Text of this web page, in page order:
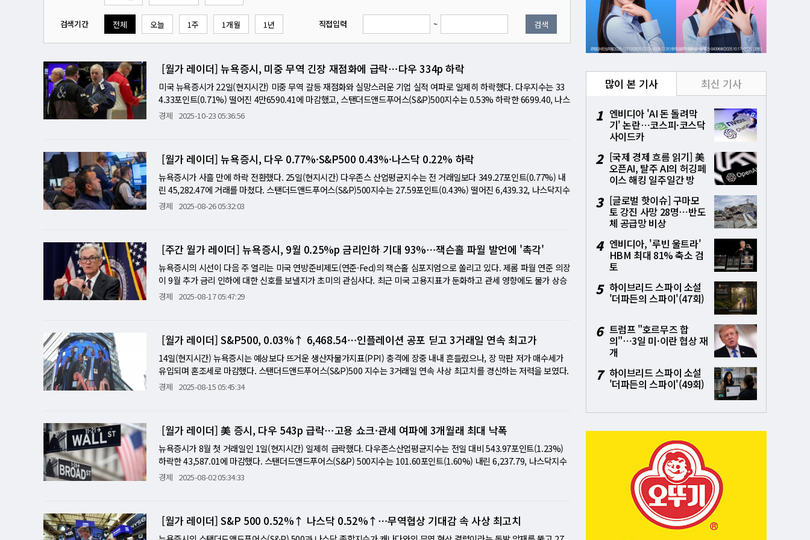
검색기간 전체 오늘 1주 1개월 1년 직접입력 ~ 검색
[월가 레이더] 뉴욕증시, 미중 무역 긴장 재점화에 급락⋯다우 334p 하락
미국 뉴욕증시가 22일(현지시간) 미중 무역 갈등 재점화와 실망스러운 기업 실적 여파로 일제히 하락했다. 다우지수는 33
4.33포인트(0.71%) 떨어진 4만6590.41에 마감했고, 스탠더드앤드푸어스(S&P)500지수는 0.53% 하락한 6699.40, 나스
닥지수는 0.93% 내린 2만2740.40을 기록했다. 하락세는 스콧 베선트 미 재무장관이 "미국산 소프트웨어를 이용한 대중
10% 폭락했다. 반도체주 전반이 약세를 보이며 AMD(-3%), 온세미컨덕터(-6%), 마이크론(-2%) 등도 하락했다. 공포지
수(VIX)는 4.14% 상승한 18.61을 기록했다. 업종별로는 에너지(+1.32%)와 필수소비재(+0.64%)가 선방했으나, 기술(-0.
79%)과 통신서비스(-0.88%) 업종은 약세였다. 투자자들은 장 마감 후 예정된 테슬라의 실적 발표에 주목했다. 테슬라는
정규 거래에서 0.82% 하락한 438.97달러에 마감했고, 시간외 거래에서도 약세를 이어갔다. [미니해설] 미중 기술 갈등 재
점화…정책 리스크가 시장 흔들다 전날 사상 최고치를 기록한 다우지수는 스콧 베선트 재무장관의 발언으로 급락했다. 그
핑 중국 국가주석과의 회담이 무산될 가능성까지 거론되자 위험자산에서 발을 뺐다. 미 행정부가 추가 금융제재를 검토 중
이라는 보도까지 나오면서 시장은 '무역전쟁 2.0' 가능성에 긴장했다. "실적은 양호하나 가이던스 불안"…정책 불확실성
부각 맥쿼리그룹의 티에리 위즈먼 글로벌 전략가는 "미국 기업의 3분기 실적은 예상보다 양호하지만 경영진의 향후 가이던
스에 대한 불안이 여전하다"며 "넷플릭스와 텍사스인스트루먼츠의 부정적 실적이 투자심리를 냉각시켰다"고 평가했다. 기
업들의 실적이 시장 예상치를 웃돌았음에도 불구하고, '향후 수익 전망'에 대한 자신감 부족이 투자 심리를 흔들고 있다. 반
며 10% 이상 폭락했다. 반면 인튜이티브서지컬은 견조한 실적과 매출로 14% 급등하며 유일한 상승 종목으로 부각됐다.
투자자들의 시선은 장 마감 뒤 발표된 테슬라의 실적으로 향했다. 테슬라의 3분기 매출은 281억달러로 시장 전망(263억70
00만달러)을 웃돌았지만, 조정 주당순이익(EPS)은 0.50달러로 예상치(0.54달러)에 못 미쳤다. 시장은 로보택시·휴머노이
드 로봇 등 미래 전략에 대한 경영진의 언급을 주시했다. "정책 리스크의 귀환"…VIX 반등, 불안한 랠리 지속 공포지수(VIX)
는 4.14% 상승한 18.61로 마감했다. 에너지(+1.32%)와 필수소비재(+0.64%)는 방어적 매수세로 상승했으나 산업(-1.3
으면 투자심리는 안정되지 않는다"고 말했다. 이번 주 남은 변수는 테슬라를 시작으로 이어질 '매그니피센트7'의 실적 발표
다. 시장은 수치보다 경영진의 발언과 정책 환경의 방향성에 주목하고 있다. 월가는 이제 기업보다 정책, 실적보다 정치가
시장을 좌우하는 국면에 들어섰다고 보고 있다.
경제 2025-10-23 05:36:56
[월가 레이더] 뉴욕증시, 다우 0.77%·S&P500 0.43%·나스닥 0.22% 하락
뉴욕증시가 사흘 만에 하락 전환했다. 25일(현지시간) 다우존스 산업평균지수는 전 거래일보다 349.27포인트(0.77%) 내
린 45,282.47에 거래를 마쳤다. 스탠더드앤드푸어스(S&P)500지수는 27.59포인트(0.43%) 떨어진 6,439.32, 나스닥지수
는 47.24포인트(0.22%) 하락한 21,449.29로 마감했다. 엔비디아가 1%가량 오르며 장중 상승세를 이끌었지만, 인공지능
기 급등에 따른 차익 실현 매물이 나오면서 지수가 숨 고르기에 들어갔다고 분석했다. [미니해설] 뉴욕증시, 단기 과열 진
정…AI 기대와 금리 인하 관망 공존 뉴욕증시가 25일(현지시간) 하락 마감했다. 엔비디아의 강세에도 불구하고 대형 기술
주의 혼조세와 단기 차익 실현이 맞물리며 지수 상승이 제동이 걸렸다. 다우존스 산업평균지수는 전 거래일 대비 349.27포
인트(0.77%) 하락한 45,282.47, 스탠더드앤드푸어스(S&P)500 지수는 27.59포인트(0.43%) 내린 6,439.32, 나스닥지수
는 47.24포인트(0.22%) 떨어진 21,449.29에 거래를 마쳤다. 변동성을 가늠하는 시카고옵션거래소(CBOE) 변동성지수(V
하다"며 "이번 주 예정된 엔비디아 실적 발표가 시장의 방향성을 결정할 것"이라고 평가했다. 그는 "예상보다 강한 가이던
스가 나오면 시장은 다시 고점을 경신할 것"이라고 강조했다. 반면 인텔은 정부의 지분 10% 확보 소식에도 불구하고 1%
가까이 하락했다. 케빈 해셋 백악관 국가경제위원회(NEC) 국장은 CNBC와의 인터뷰에서 "추가 거래가 반도체뿐 아니라
다른 산업에서도 이뤄질 수 있다"고 말했고, 도널드 트럼프 대통령 역시 "이런 거래는 하루 종일 할 수 있다"고 언급했다.
금리 인하 기대와 숨 고르기 연준의 제롬 파월 의장이 잭슨홀 연설에서 9월 금리 인하 가능성을 시사하며 증시는 지난주 급
머물 가능성이 크다"고 말했다. CME 페드워치에 따르면 9월 기준금리 인하 가능성은 84%로 유지되고 있다. UBS는 "9월
부터 내년 1월까지 네 차례에 걸쳐 총 1%포인트 금리 인하가 단행될 것"이라며 "지금이 현금을 주식으로 전환할 적기"라
고 조언했다. UBS는 특히 기술, 헬스케어, 유틸리티, 금융 섹터를 유망 업종으로 꼽았다. 강세장 기조는 유효 전문가들은 단
기 조정에도 불구하고 강세장이 이어지고 있다고 진단했다. 제레미 시겔 와튼스쿨 명예교수 겸 위즈덤트리 수석 이코노미
스트는 CNBC 인터뷰에서 "향후 6개월 동안 5~10%의 추가 상승이 가능하다"며 "이 강세장은 여전히 유효하다"고 말했
MI는 확장 국면을 유지하고 있다"며 "'골디락스' 시나리오 확률이 32%로 높아지고 있다"고 분석했다. 업종·종목별 흐름과
경제 2025-08-26 05:32:03
[주간 월가 레이더] 뉴욕증시, 9월 0.25%p 금리인하 기대 93%⋯잭슨홀 파월 발언에 '촉각'
뉴욕증시의 시선이 다음 주 열리는 미국 연방준비제도(연준·Fed)의 잭슨홀 심포지엄으로 쏠리고 있다. 제롬 파월 연준 의장
이 9월 추가 금리 인하에 대한 신호를 보낼지가 초미의 관심사다. 최근 미국 고용지표가 둔화하고 관세 영향에도 물가 상승
압력이 크지 않은 것으로 나타나자, 시장은 다음 달 0.25%포인트 금리 인하 가능성을 93% 이상 가격에 반영하고 있다. 트
수(PMI), 7월 주택 착공 실적 등 미국의 주요 경제지표와 캐나다·영국의 물가, 일본·뉴질랜드·인도네시아의 금리 결정 등 각
국의 주요 정책 발표도 대기하고 있다. 트럼프 대통령과 블라디미르 푸틴 러시아 대통령의 알래스카 회담 결과 또한 시장에
영향을 미칠 수 있는 변수다. [미니해설] 9월 인하 93% 선반영했지만…파월의 '강경 발언' 경계하는 월가 다음 주 잭슨홀
심포지엄은 글로벌 채권·외환·주식시장이 주목하는 최대 이벤트다. 최근 발표된 미국 경제 지표들은 9월 금리 인하에 대한
기대를 키우면서도, 한편으로는 물가 경로의 불확실성을 드러내고 있다. 기대와 다른 신호 나올 경우 주식·채권 되돌림 압력
슨홀에서 예상과 다른 신호가 나오면 주식과 채권 모두 조정 압력이 커질 수 있다. 주택건설주 랠리…'연준 인하' 시장 확신
의 증거? 모건스탠리 자산운용의 앤드루 슬림먼은 최근 주택건설주의 강세에 주목한다. 풀티그룹, 레너, 디알 호턴 등 대형
건설주는 지난주에만 4.2~8.8% 상승했다. 그는 "주택건설주의 랠리가 강해질수록 시장이 연준의 금리 인하를 확신한다는
의미"라며 "잭슨홀에서 다른 신호가 나올 경우 조정에 더 취약해질 수 있다"고 분석했다. 지나친 부양 의지는 '경기 침체'
신호로 읽힐 위험 재너스핸더슨의 아슈윈 알랑카르는 파월 의장이 지나친 경기 부양 의지를 내비칠 경우, 오히려 시장이 '경
월에 소폭의 비둘기파적 인하가 현실적"이라고 평가해 시장의 과도한 기대를 경계했다. 사상 최고치 증시·최저 변동성…예
상 밖 발언에 취약 연준 의사록(21일 발표)과 8월 제조업·서비스업 PMI(22일)는 관세가 생산과 물가에 미친 최신 영향을
경제 2025-08-17 05:47:29
[월가 레이더] S&P500, 0.03%↑ 6,468.54⋯인플레이션 공포 딛고 3거래일 연속 최고가
14일(현지시간) 뉴욕증시는 예상보다 뜨거운 생산자물가지표(PPI) 충격에 장중 내내 흔들렸으나, 장 막판 저가 매수세가
유입되며 혼조세로 마감했다. 스탠더드앤드푸어스(S&P)500 지수는 3거래일 연속 사상 최고치를 경신하는 저력을 보였다.
이날 S&P500 지수는 전장보다 1.96포인트(0.03%) 오른 6,468.54로 마감했다. 다우존스 산업평균지수는 11.01포인트(0.
게 밀리기도 했다. 하지만 투자자들은 연준이 9월 금리 인하 기조를 바꾸지 않을 것이라는 기대감에 베팅하며 낙폭을 모두
만회했다. [미니 해설] 인플레이션 경고등에도 S&P 최고가…연준 믿는 시장의 '위험한 낙관론' '악재를 먹고 자란다'는 증
시 격언이 뉴욕 월가에서 다시 한번 증명됐다. 14일(현지시간) 뉴욕증시는 3년 만에 최고치로 치솟은 생산자물가라는 암초
를 만났지만, S&P500 지수는 기어이 사상 최고치를 갈아치웠다. 시장의 굳건한 '금리 인하' 기대감이 인플레이션 공포를
억누른 형국이다. 하지만 연준의 속내와 시장의 기대 사이 간극이 커지면서, 아슬아슬한 줄타기가 시작됐다는 분석이 나온
이션 재점화 우려를 낳기에 충분했다. 실제로 다우 지수는 장중 200포인트 넘게 급락하며 시장의 불안감을 고스란히 드러
냈다. "일시적 요인"…9월 인하론 굳건한 자신감 하지만 시장은 이내 냉정을 되찾았다. 일부 트레이더들은 이번 물가 상승
경제 2025-08-15 05:45:34
[월가 레이더] 美 증시, 다우 543p 급락⋯고용 쇼크·관세 여파에 3개월래 최대 낙폭
뉴욕증시가 8월 첫 거래일인 1일(현지시간) 일제히 급락했다. 다우존스산업평균지수는 전일 대비 543.97포인트(1.23%)
하락한 43,587.01에 마감했다. 스탠더드앤드푸어스(S&P) 500지수는 101.60포인트(1.60%) 내린 6,237.79, 나스닥지수
는 472.78포인트(2.24%) 급락한 20,649.67로 거래를 마쳤다. 7월 비농업부문 고용은 7만3000명 증가에 그쳤다. 이는 시
로 새로운 수입세를 부과했다. 우회수입 품목에는 최대 40%의 추가 관세가 적용된다. 기술주 중심의 매도세도 지수 하락을
부추겼다. 아마존은 클라우드 실적 우려로 8% 넘게 급락했고, 애플은 관세 부담 우려 속에 2.5% 하락했다. 연준의 금리 인
경제 2025-08-02 05:34:33
[월가 레이더] S&P 500 0.52%↑ 나스닥 0.52%↑⋯무역협상 기대감 속 사상 최고치
많이 본 기사 최신 기사
1 엔비디아 'AI 돈 돌려막
기' 논란⋯코스피·코스닥
사이드카
2 [국제 경제 흐름 읽기] 美
오픈AI, 탈주 AI의 허깅페
이스 해킹 일주일간 방
3 [글로벌 핫이슈] 구마모
토 강진 사망 28명⋯반도
체 공급망 비상
4 엔비디아, '루빈 울트라'
HBM 최대 81% 축소 검
토
5 하이브리드 스파이 소설
'더파든의 스파이'(47회)
6 트럼프 "호르무즈 합
의"⋯3일 미·이란 협상 재
개
7 하이브리드 스파이 소설
'더파든의 스파이'(49회)